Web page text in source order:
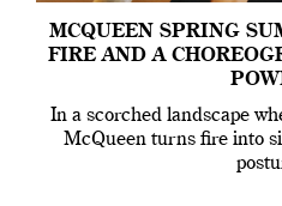
MCQUEEN SPRING
FIRE AND A
In a scorched landscape
McQueen turns fire into